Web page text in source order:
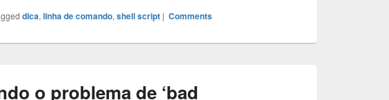
n
s
dica, linha de comando, shell script | Comments
o problema de ‘bad